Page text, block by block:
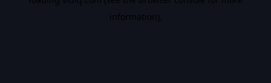
information).